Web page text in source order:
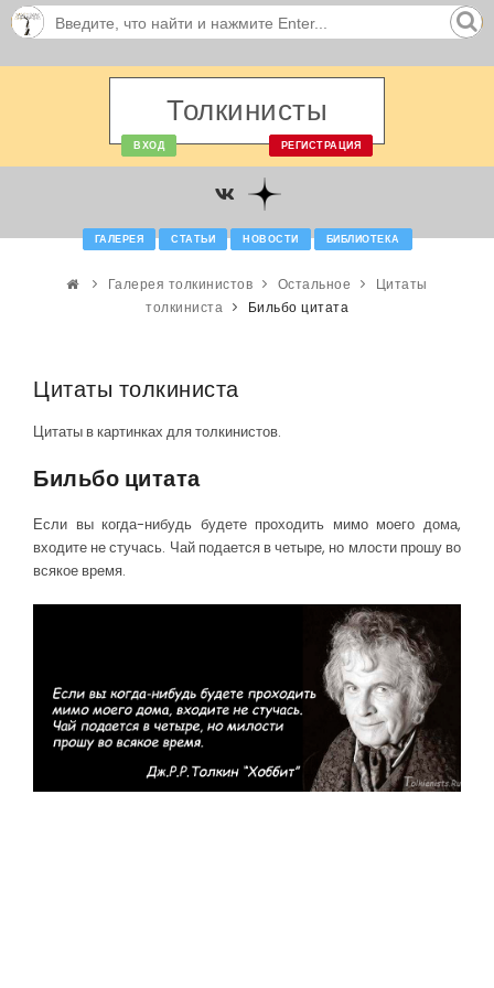
Толкинисты
ВХОД РЕГИСТРАЦИЯ
ГАЛЕРЕЯ СТАТЬИ НОВОСТИ БИБЛИОТЕКА
Галерея толкинистов Остальное
Цитаты
толкиниста
Бильбо цитата
Цитаты толкиниста
Цитаты в картинках для толкинистов.
Бильбо цитата
Если вы когда-нибудь будете проходить мимо моего дома,
входите не стучась. Чай подается в четыре, но млости прошу во
всякое время.